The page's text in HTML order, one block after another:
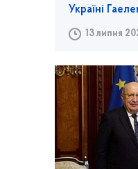
Україні
13 липня